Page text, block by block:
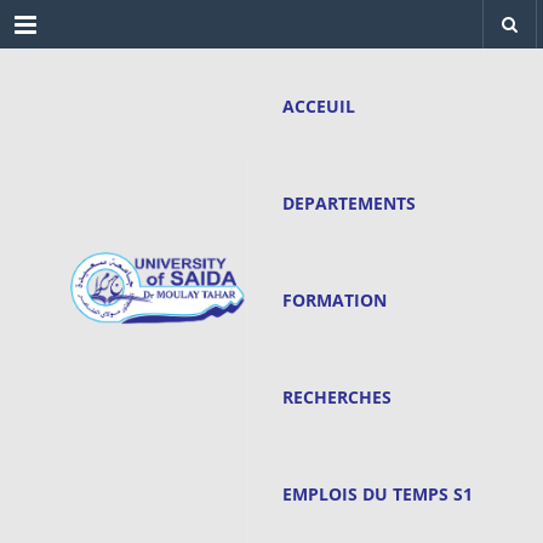
Menu
ACCEUIL
DEPARTEMENTS
FORMATION
RECHERCHES
EMPLOIS DU TEMPS S1